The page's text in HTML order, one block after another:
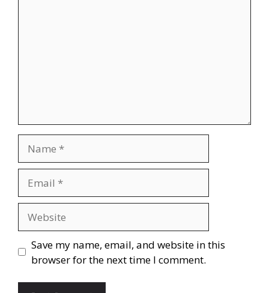
Save my name, email, and website in this
browser for the next time I comment.